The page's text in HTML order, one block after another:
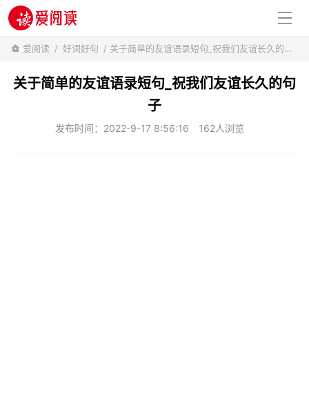
百科知识
爱阅读 / 好词好句 / 关于简单的友谊语录短句_祝我们友谊长久的句子
关于简单的友谊语录短句_祝我们友谊长久的句
子
发布时间：2022-9-17 8:56:16 162人浏览